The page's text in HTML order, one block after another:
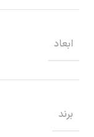
ابعاد
برند